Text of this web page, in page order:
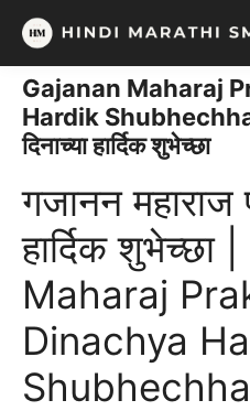
Skip
content
Gajanan Maharaj
Hardik Shubhechha
दिनाच्या हार्दिक शुभेच्छा
गजानन महाराज
हार्दिक
Maharaj
Dinachya